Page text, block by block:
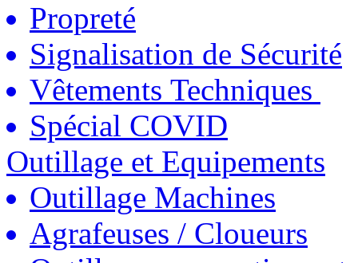
Propreté
Signalisation de Sécurité
Vêtements Techniques
Spécial COVID
Outillage et Equipements
Outillage Machines
Agrafeuses / Cloueurs